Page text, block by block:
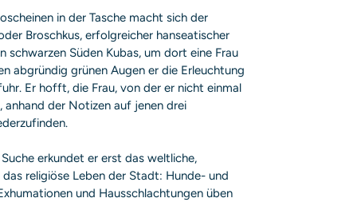
in der Tasche macht sich der
Broschkus, erfolgreicher hanseatischer
schwarzen Süden Kubas, um dort eine Frau
abgründig grünen Augen er die Erleuchtung
Er hofft, die Frau, von der er nicht einmal
anhand der Notizen auf jenen drei
erkundet er erst das weltliche,
das religiöse Leben der Stadt: Hunde- und
und Hausschlachtungen üben